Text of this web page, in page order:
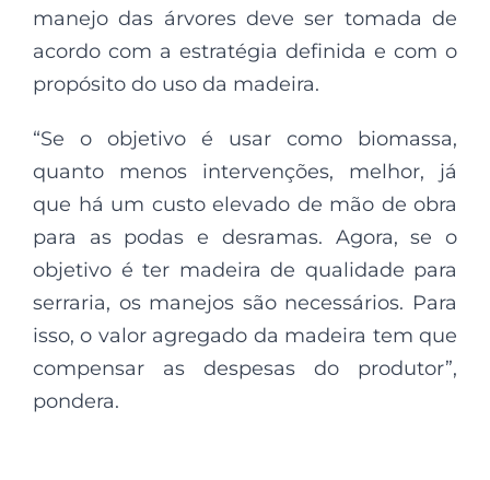
manejo das árvores deve ser tomada de
acordo com a estratégia definida e com o
propósito do uso da madeira.
“Se o objetivo é usar como biomassa,
quanto menos intervenções, melhor, já
que há um custo elevado de mão de obra
para as podas e desramas. Agora, se o
objetivo é ter madeira de qualidade para
serraria, os manejos são necessários. Para
isso, o valor agregado da madeira tem que
compensar as despesas do produtor”,
pondera.